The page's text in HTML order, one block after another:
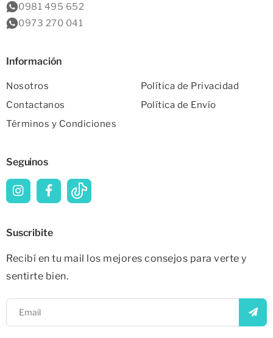
0981 495 652
0973 270 041
Información
Nosotros
Contactanos
Términos y Condiciones
Política de Privacidad
Política de Envío
Seguinos
Suscribite
Recibí en tu mail los mejores consejos para verte y
sentirte bien.